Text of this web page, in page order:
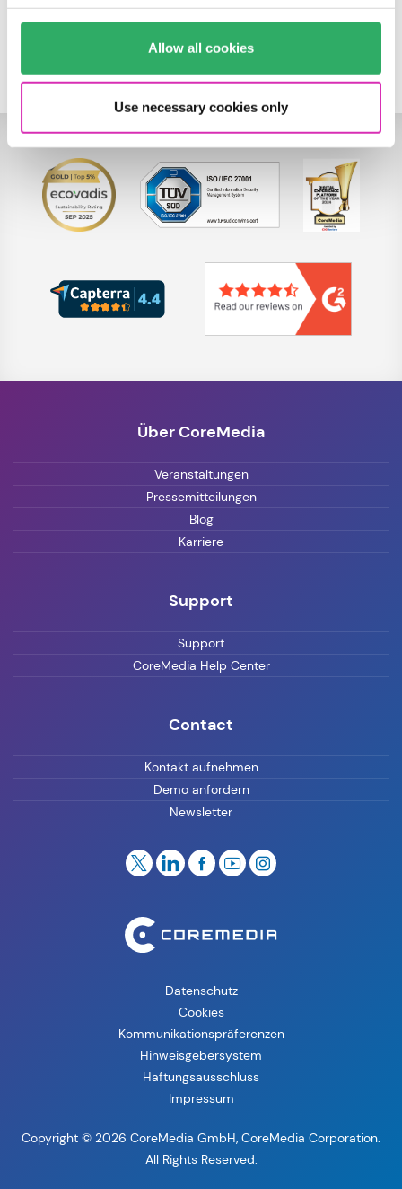
Allow all cookies
Use necessary cookies only
Silber
https://www.salt21.de
Über CoreMedia
Veranstaltungen
Pressemitteilungen
Blog
Karriere
Support
Support
CoreMedia Help Center
Contact
Kontakt aufnehmen
Demo anfordern
Newsletter
Datenschutz
Cookies
Kommunikationspräferenzen
Hinweisgebersystem
Haftungsausschluss
Impressum
Copyright © 2026 CoreMedia GmbH, CoreMedia Corporation.
All Rights Reserved.